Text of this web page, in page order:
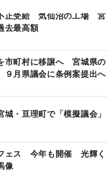
正受給 気仙沼の工場 宮
去最高額
市町村に移譲へ 宮城県の
月県議会に条例案提出へ
・亘理町で「模擬議会」
ェス 今年も開催 光輝く
像